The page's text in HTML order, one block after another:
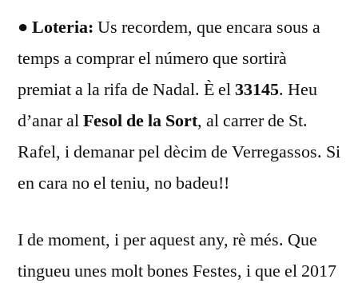
● Loteria: Us recordem, que encara sous a
temps a comprar el número que sortirà
premiat a la rifa de Nadal. È el33145. Heu
d’anar alFesol de la Sort, al carrer de St.
Rafel, i demanar pel dècim de Verregassos. Si
en cara no el teniu, no badeu!!
I de moment, i per aquest any, rè més. Que
tingueu unes molt bones Festes, i que el 2017